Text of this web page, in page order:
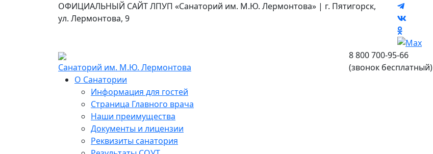
ОФИЦИАЛЬНЫЙ САЙТ ЛПУП «Cанаторий им. М.Ю. Лермонтова» | г. Пятигорск,
ул. Лермонтова, 9
Санаторий им. М.Ю. Лермонтова
8 800 700-95-66
(звонок бесплатный)
О Санатории
Информация для гостей
Страница Главного врача
Наши преимущества
Документы и лицензии
Реквизиты санатория